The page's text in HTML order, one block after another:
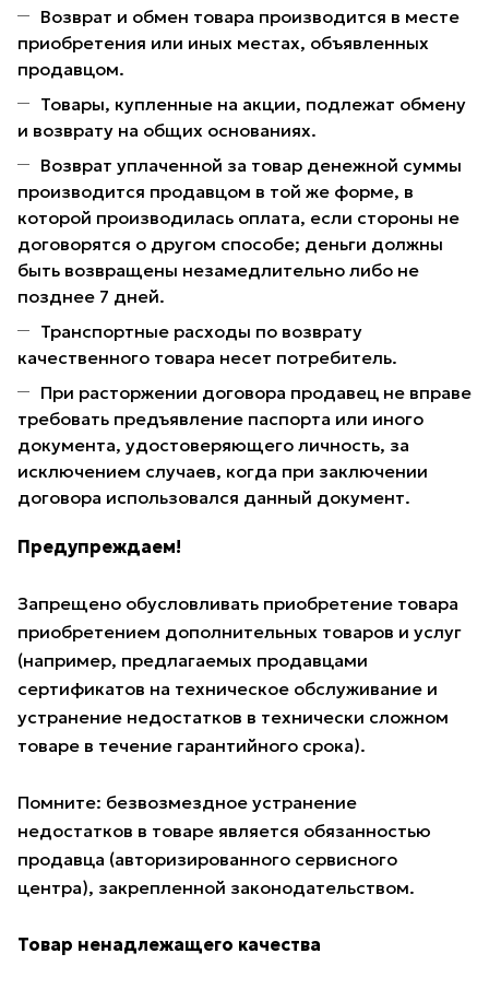
Возврат и обмен товара производится в месте
приобретения или иных местах, объявленных
продавцом.
Товары, купленные на акции, подлежат обмену
и возврату на общих основаниях.
Возврат уплаченной за товар денежной суммы
производится продавцом в той же форме, в
которой производилась оплата, если стороны не
договорятся о другом способе; деньги должны
быть возвращены незамедлительно либо не
позднее 7 дней.
Транспортные расходы по возврату
качественного товара несет потребитель.
При расторжении договора продавец не вправе
требовать предъявление паспорта или иного
документа, удостоверяющего личность, за
исключением случаев, когда при заключении
договора использовался данный документ.
Предупреждаем!
Запрещено обусловливать приобретение товара
приобретением дополнительных товаров и услуг
(например, предлагаемых продавцами
сертификатов на техническое обслуживание и
устранение недостатков в технически сложном
товаре в течение гарантийного срока).
Помните: безвозмездное устранение
недостатков в товаре является обязанностью
продавца (авторизированного сервисного
центра), закрепленной законодательством.
Товар ненадлежащего качества